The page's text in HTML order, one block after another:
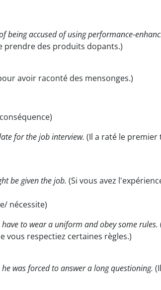
being accused of using performance-
prendre des produits dopants.)
avoir raconté des mensonges.)
for the job interview. (Il a raté le
be given the job. (Si vous avez
nécessite)
to wear a uniform and obey some rules.
vous respectiez certaines règles.)
was forced to answer a long questioning.